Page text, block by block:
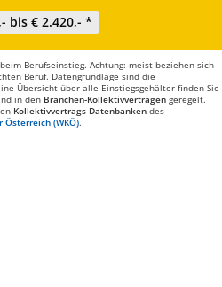
bis € 2.420,- *
Berufseinstieg. Achtung: meist beziehen sich
Beruf. Datengrundlage sind die
Übersicht über alle Einstiegsgehälter finden Sie
in den Branchen-Kollektivverträgen geregelt.
Kollektivvertrags-Datenbanken des
(WKÖ).